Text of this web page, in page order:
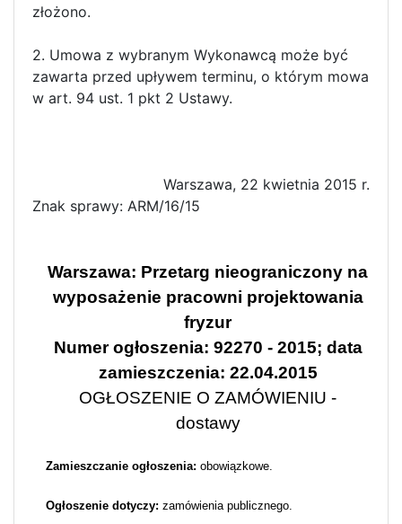
złożono.
2. Umowa z wybranym Wykonawcą może być
zawarta przed upływem terminu, o którym mowa
w art. 94 ust. 1 pkt 2 Ustawy.
Warszawa, 22 kwietnia 2015 r.
Znak sprawy: ARM/16/15
Warszawa: Przetarg nieograniczony na
wyposażenie pracowni projektowania
fryzur
Numer ogłoszenia: 92270 - 2015; data
zamieszczenia: 22.04.2015
OGŁOSZENIE O ZAMÓWIENIU -
dostawy
Zamieszczanie ogłoszenia: obowiązkowe.
Ogłoszenie dotyczy: zamówienia publicznego.